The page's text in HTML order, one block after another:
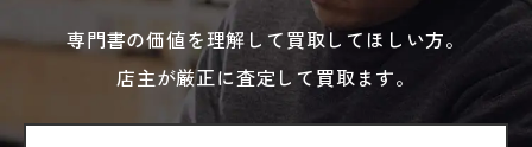
専門書の価値を理解して買取してほしい方。
店主が厳正に査定して買取ます。